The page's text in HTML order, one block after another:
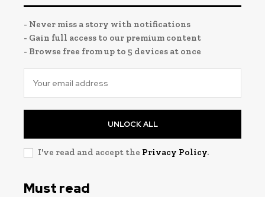
- Never miss a story with notifications
- Gain full access to our premium content
- Browse free from up to 5 devices at once
UNLOCK ALL
I've read and accept the Privacy Policy.
Must read